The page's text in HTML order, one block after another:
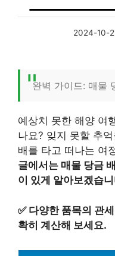
2024-10-
완벽 가이드: 매물
예상치 못한 해양 여
나요? 잊지 못할 추
배를 타고 떠나는 여
글에서는 매물 당금
이 있게 알아보겠습
✅ 다양한 품목의 관
확히 계산해 보세요.